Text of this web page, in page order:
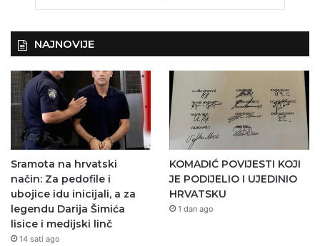
NAJNOVIJE
Sramota na hrvatski
način: Za pedofile i
ubojice idu inicijali, a za
legendu Darija Šimića
lisice i medijski linč
14 sati ago
KOMADIĆ POVIJESTI KOJI
JE PODIJELIO I UJEDINIO
HRVATSKU
1 dan ago